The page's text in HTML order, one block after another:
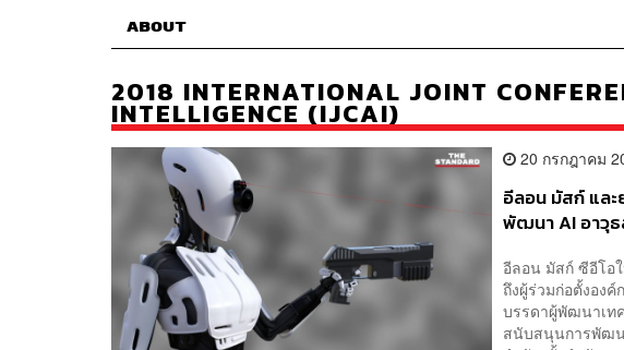
ABOUT
2018 INTERNATIONAL JOINT
INTELLIGENCE (IJCAI)
20 กรกฎาคม
อีลอน มัสก์ แล
พัฒนา AI อาวุธ
อีลอน มัสก์ ซีอีโอ
ถึงผู้ร่วมก่อตั้งอง
บรรดาผู้พัฒนาเท
สนับสนุนการพัฒ